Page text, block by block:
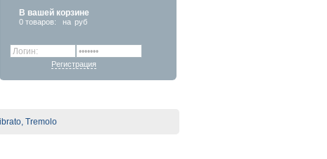
В вашей корзине
0 товаров: на руб
Регистрация
Tremolo